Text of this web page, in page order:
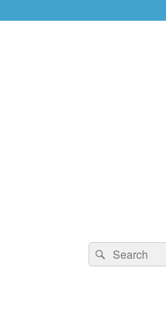
検
索:
検
索